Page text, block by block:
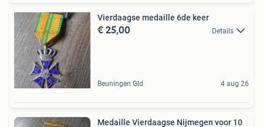
Vierdaagse medaille 6de keer
€ 25,00 Details
Beuningen Gld 4 aug 26
Medaille Vierdaagse Nijmegen voor 10